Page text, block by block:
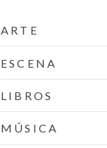
ARTE
ESCENA
LIBROS
MÚSICA